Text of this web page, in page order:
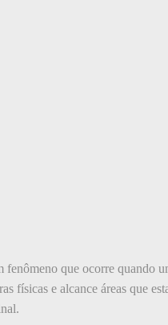
fenômeno que ocorre quando
físicas e alcance áreas que